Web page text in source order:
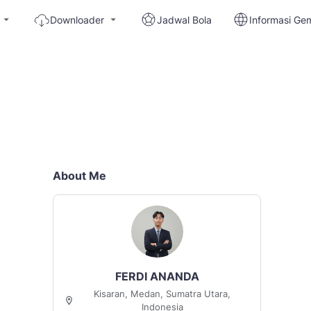
Downloader Jadwal Bola Informasi
About Me
FERDI ANANDA
Kisaran, Medan, Sumatra Utara,
Indonesia